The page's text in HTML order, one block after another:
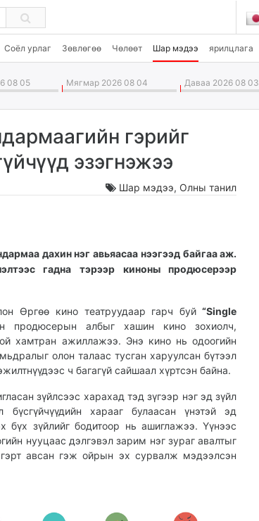
Соёл урлаг Зөвлөгөө Чөлөөт Шар мэдээ ярилцлага
08 05 Мягмар 2026 08 04 Даваа 2026 08 03
гэрийг
эзэгнэжээ
Шар мэдээ, Олны танил
дахин нэг авьяасаа нээгээд байгаа аж.
гадна тэрээр киноны продюсерээр
Өргөө кино театруудаар гарч буй “Single
продюсерын албыг хашин кино зохиолч,
хамтран ажиллажээ. Энэ кино нь одоогийн
олон талаас тусган харуулсан бүтээл
ч багагүй сайшаал хүртсэн байна.
зүйлсээс харахад тэд зүгээр нэг эд зүйл
харааг булаасан үнэтэй эд
бүх зүйлийг бодитоор нь ашиглажээ. Үүнээс
нууцаас дэлгэвэл зарим нэг зураг авалтыг
авсан гэж ойрын эх сурвалж мэдээлсэн